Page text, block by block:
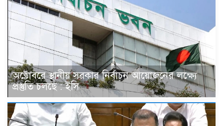
অক্টোবরে স্থানীয় সরকার নির্বাচন আয়োজনের লক্ষ্যে
প্রস্তুতি চলছে : ইসি